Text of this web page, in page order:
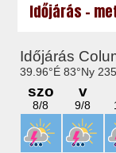
Időjárás -